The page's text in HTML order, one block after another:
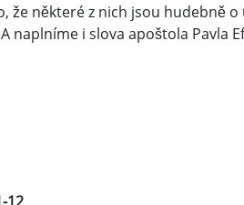
že některé z nich jsou hudebně
naplníme i slova apoštola Pavla